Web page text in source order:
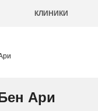
КЛИНИКИ
Ари